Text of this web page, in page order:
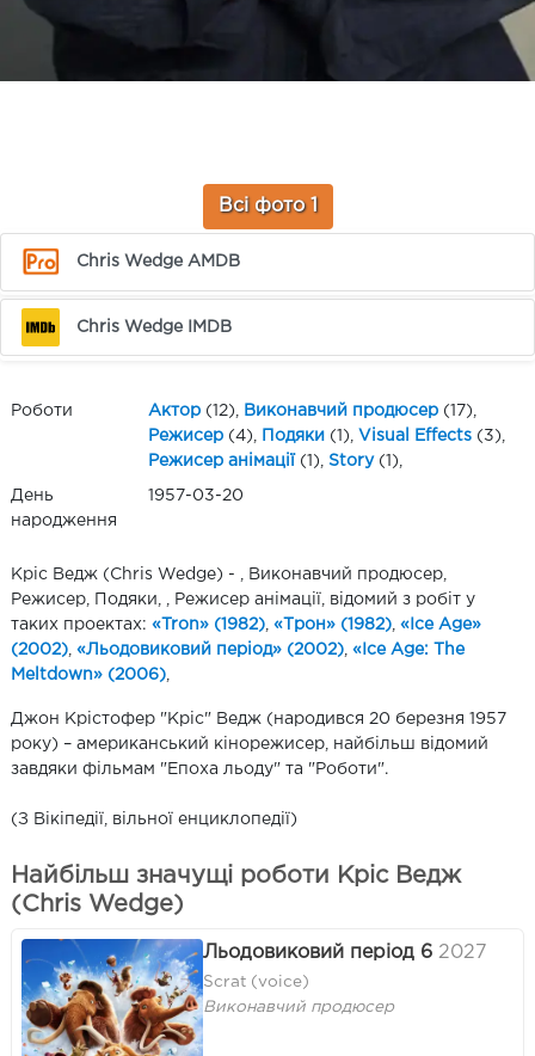
Всі фото 1
Chris Wedge AMDB
Chris Wedge IMDB
Роботи Актор (12), Виконавчий продюсер (17),
Режисер (4), Подяки (1), Visual Effects (3),
Режисер анімації (1), Story(1),
День
народження
1957-03-20
Кріс Ведж (Chris Wedge) - , Виконавчий продюсер,
Режисер, Подяки, , Режисер анімації, відомий з робіт у
таких проектах: «Tron» (1982) «Трон» (1982) «Ice Age»
(2002) «Льодовиковий період» (2002) «Ice Age: The
Meltdown» (2006)
Джон Крістофер "Кріс" Ведж (народився 20 березня 1957
року) – американський кінорежисер, найбільш відомий
завдяки фільмам "Епоха льоду" та "Роботи".
(З Вікіпедії, вільної енциклопедії)
Найбільш значущі роботи Кріс Ведж
(Chris Wedge)
Льодовиковий період 6 2027
Scrat (voice)
Виконавчий продюсер